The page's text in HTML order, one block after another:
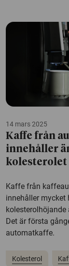
14 mars 2025
Kaffe från
innehåller
kolesterolet
Kaffe från
innehåller mycket
Det är första
automatkaffe.
Kolesterol